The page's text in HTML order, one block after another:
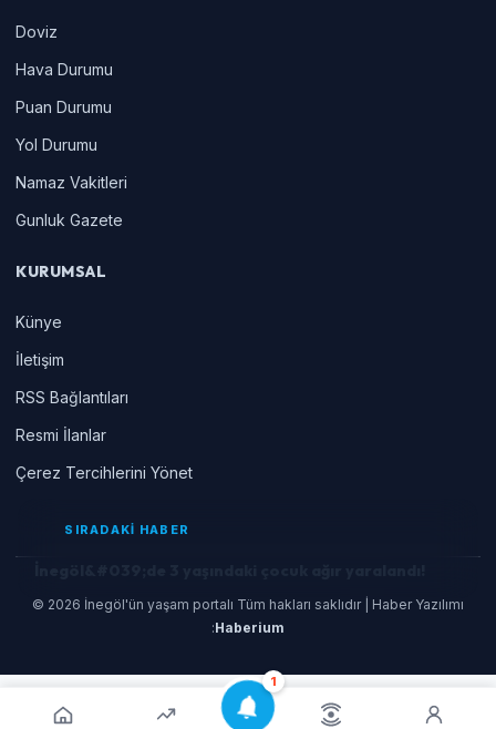
1
Doviz
Hava Durumu
Puan Durumu
Yol Durumu
Namaz Vakitleri
Gunluk Gazete
KURUMSAL
Künye
İletişim
RSS Bağlantıları
Resmi İlanlar
Çerez Tercihlerini Yönet
© 2026 İnegöl'ün yaşam portalı Tüm hakları saklıdır | Haber Yazılımı
:Haberium
SIRADAKİ HABER